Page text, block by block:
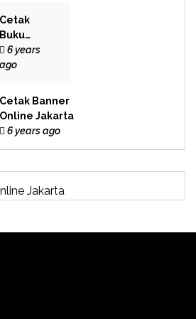
Cetak
Buku
Yasin
Online
6 years
ago
Cetak Banner
Online Jakarta
6 years ago